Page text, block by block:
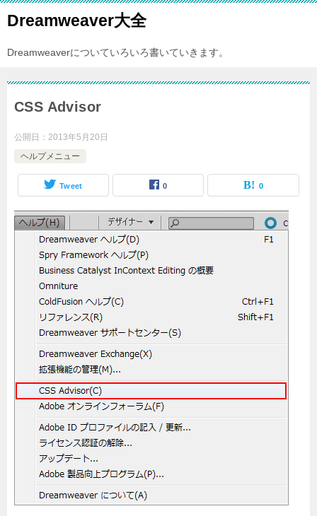
Dreamweaver大全
Dreamweaverについていろいろ書いていきます。
CSS Advisor
公開日： 2013年5月20日
ヘルプメニュー
Tweet 0 0